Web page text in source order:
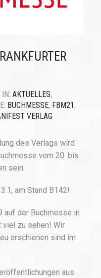
AKTUELLES,
BUCHMESSE, FBM21,
VERLAG
des Verlags wird
vom 20. bis
sein.
am Stand B142!
auf der Buchmesse in
viel zu sehen! Wir
erschienen sind im
aus